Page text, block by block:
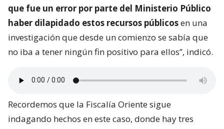
que fue un error por parte del Ministerio Público
haber dilapidado estos recursos públicosen una
investigación que desde un comienzo se sabía que
no iba a tener ningún fin positivo para ellos”, indicó.
Recordemos que la Fiscalía Oriente sigue
indagando hechos en este caso, donde hay tres